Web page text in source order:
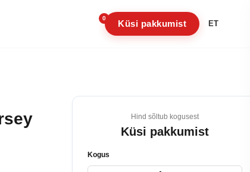
Küsi pakkumist ET
Hind sõltub kogusest
Küsi pakkumist
Kogus